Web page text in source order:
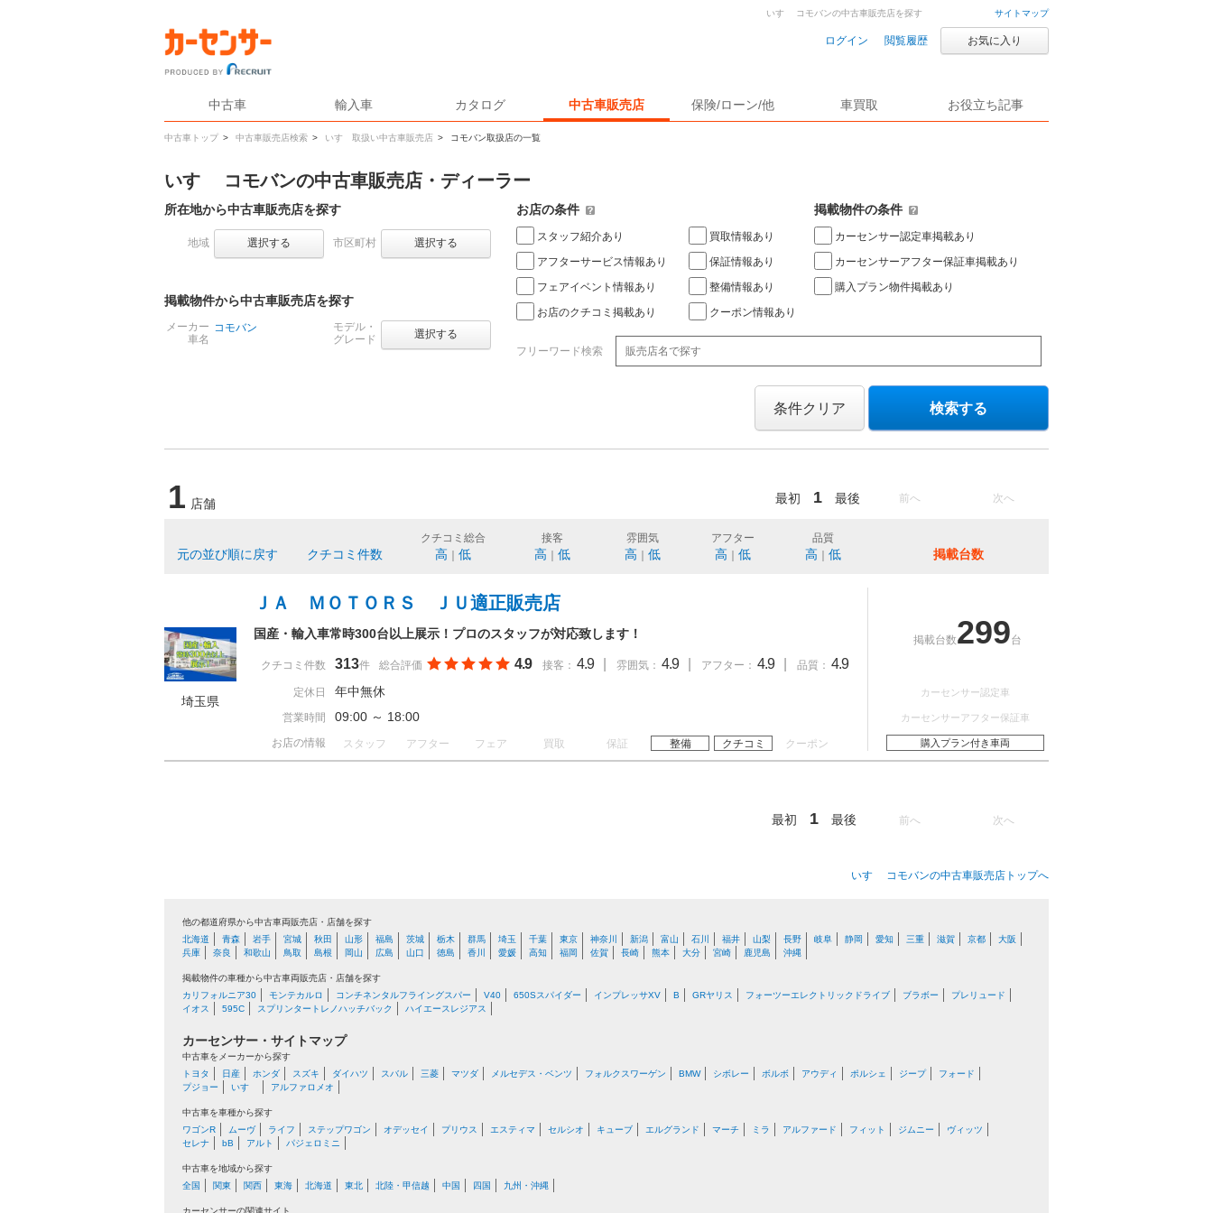
サイトマップ
ログイン 閲覧履歴 お気に入り
中古車 輸入車 カタログ 中古車販売店 保険/ローン/他 車買取 お役立ち記事
中古車トップ > 中古車販売店検索 > いすゞ取扱い中古車販売店 > コモバン取扱店の一覧
いすゞ コモバンの中古車販売店を探す
いすゞ コモバンの中古車販売店・ディーラー
所在地から中古車販売店を探す
地域 選択する 市区町村 選択する
掲載物件から中古車販売店を探す
メーカー
車名
コモバン
モデル・
グレード
選択する
お店の条件
スタッフ紹介あり
アフターサービス情報あり
フェアイベント情報あり
お店のクチコミ掲載あり
買取情報あり
保証情報あり
整備情報あり
クーポン情報あり
掲載物件の条件
カーセンサー認定車掲載あり
カーセンサーアフター保証車掲載あり
購入プラン物件掲載あり
フリーワード検索
条件クリア 検索する
1 店舗 前へ 次へ
最初 1 最後
元の並び順に戻す クチコミ件数
クチコミ総合
高 低
接客
高 低
雰囲気
高 低
アフター
高 低
品質
高 低 掲載台数
埼玉県
ＪＡ ＭＯＴＯＲＳ ＪＵ適正販売店
国産・輸入車常時300台以上展示！プロのスタッフが対応致します！
クチコミ件数 313件 総合評価 4.9 接客： 4.9 雰囲気： 4.9 アフター： 4.9 品質： 4.9
定休日 年中無休
営業時間 09:00 ～ 18:00
お店の情報 スタッフ アフター フェア 買取 保証 整備 クチコミ クーポン
掲載台数299台
カーセンサー認定車
カーセンサーアフター保証車
購入プラン付き車両
最初 1 最後 前へ 次へ
いすゞ コモバンの中古車販売店トップへ
他の都道府県から中古車両販売店・店舗を探す
北海道
青森 岩手 宮城 秋田 山形 福島 茨城 栃木 群馬 埼玉 千葉 東京 神奈川 新潟 富山 石川 福井 山梨 長野 岐阜 静岡 愛知 三重 滋賀 京都
大阪
兵庫
奈良 和歌山 鳥取 島根 岡山 広島 山口 徳島 香川 愛媛 高知 福岡 佐賀 長崎 熊本 大分 宮崎 鹿児島 沖縄
掲載物件の車種から中古車両販売店・店舗を探す
カリフォルニア30
モンテカルロ コンチネンタルフライングスパー V40 650Sスパイダー インプレッサXV B GRヤリス フォーツーエレクトリックドライブ ブラボー
プレリュード
イオス
595C スプリンタートレノハッチバック ハイエースレジアス
カーセンサー・サイトマップ
中古車をメーカーから探す
トヨタ
日産 ホンダ スズキ ダイハツ スバル 三菱 マツダ メルセデス・ベンツ フォルクスワーゲン BMW シボレー ボルボ アウディ ポルシェ ジープ
フォード
プジョー
いすゞ アルファロメオ
中古車を車種から探す
ワゴンR
ムーヴ ライフ ステップワゴン オデッセイ プリウス エスティマ セルシオ キューブ エルグランド マーチ ミラ アルファード フィット ジムニー
ヴィッツ
セレナ
bB アルト パジェロミニ
中古車を地域から探す
全国
関東 関西 東海 北海道 東北 北陸・甲信越 中国 四国 九州・沖縄
カーセンサーの関連サイト